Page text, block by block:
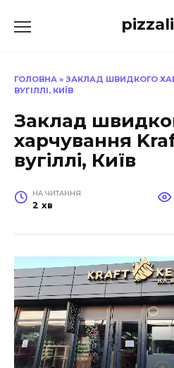
до
ГОЛОВНА » ЗАКЛАД ШВИДКОГО
ВУГІЛЛІ, КИЇВ
Заклад
харчування
вугіллі, Київ
НА ЧИТАННЯ
2 хв